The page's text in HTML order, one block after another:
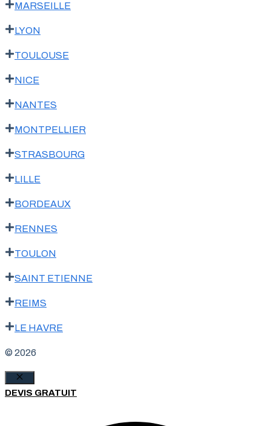
MARSEILLE
LYON
TOULOUSE
NICE
NANTES
MONTPELLIER
STRASBOURG
LILLE
BORDEAUX
RENNES
TOULON
SAINT ETIENNE
REIMS
LE HAVRE
© 2026
Fermer
DEVIS GRATUIT